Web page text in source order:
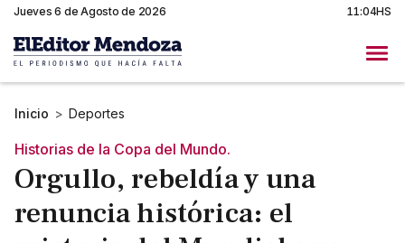
Jueves 6 de Agosto de 2026 11:04HS
Inicio > Deportes
Historias de la Copa del Mundo.
Orgullo, rebeldía y una
renuncia histórica: el